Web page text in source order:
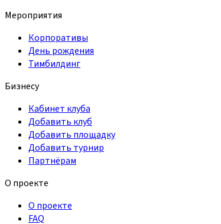
Мероприятия
Корпоративы
День рождения
Тимбилдинг
Бизнесу
Кабинет клуба
Добавить клуб
Добавить площадку
Добавить турнир
Партнёрам
О проекте
О проекте
FAQ